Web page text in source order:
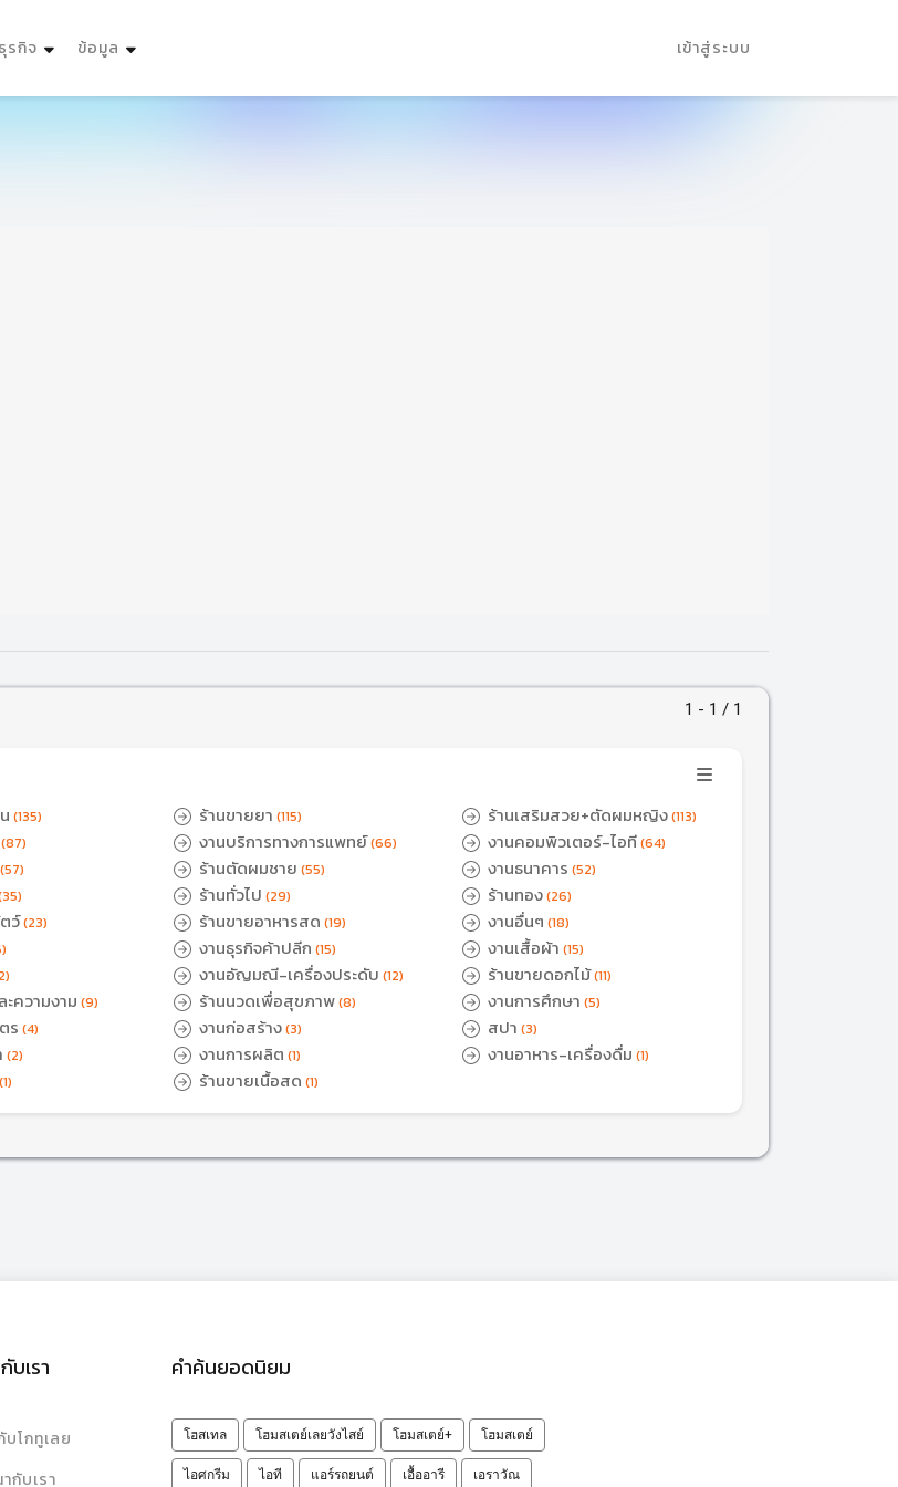
ธุรกิจ ข้อมูล เข้าสู่ระบบ
1 - 1 / 1
(135) ร้านขายยา (115) ร้านเสริมสวย+ตัดผมหญิง(113)
(87) งานบริการทางการแพทย์(66) งานคอมพิวเตอร์-ไอที(64)
(57) ร้านตัดผมชาย (55) งานธนาคาร (52)
ร้านทั่วไป (29) ร้านทอง(26)
ว์(23) ร้านขายอาหารสด (19) งานอื่นๆ (18)
งานธุรกิจค้าปลีก (15) งานเสื้อผ้า (15)
งานอัญมณี-เครื่องประดับ (12) ร้านขายดอกไม้(11)
ความงาม (9) ร้านนวดเพื่อสุขภาพ(8) งานการศึกษา (5)
ร (4) งานก่อสร้าง(3) สปา (3)
(2) งานการผลิต (1) งานอาหาร-เครื่องดื่ม (1)
(1) ร้านขายเนื้อสด (1)
บเรา
บโกทูเลย
กับเรา
คำค้นยอดนิยม
โฮสเทล โฮมสเตย์เลยวังไสย์ โฮมสเตย์+ โฮมสเตย์
ไอศกรีม ไอที แอร์รถยนต์ เอื้ออารี เอราวัณ